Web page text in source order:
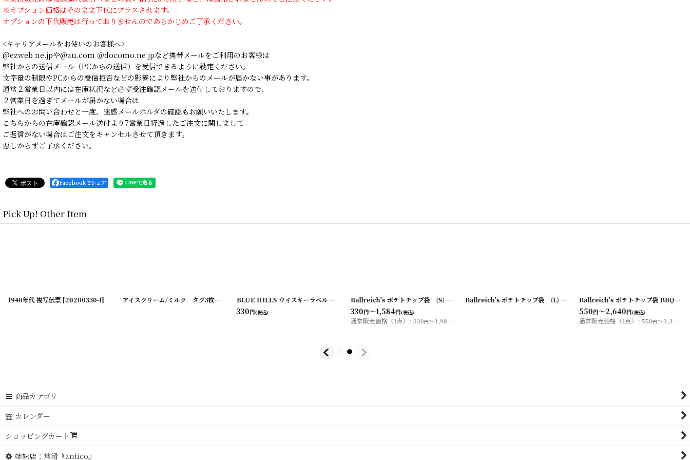
※オプション価格はそのまま下代にプラスされます。
オプションの下代販売は行っておりませんのであらかじめご了承ください。
<キャリアメールをお使いのお客様へ>
@ezweb.ne.jpや@au.com ＠docomo.ne.jpなど携帯メールをご利用のお客様は
弊社からの送信メール（PCからの送信）を受信できるように設定ください。
文字量の制限やPCからの受信拒否などの影響により弊社からのメールが届かない事があります。
通常２営業日以内には在庫状況など必ず受注確認メールを送付しておりますので、
２営業日を過ぎてメールが届かない場合は
弊社へのお問い合わせと一度、迷惑メールホルダの確認もお願いいたします。
こちらからの在庫確認メール送付より7営業日経過したご注文に関しまして
ご返信がない場合はご注文をキャンセルさせて頂きます。
悪しからずご了承ください。
Facebookでシェア
Pick Up! Other Item
19]
1940年代 複写伝票[20200330-1] アイスクリーム/ミルク タグ3枚セット [20200413-3] BLUE HILLS ウイスキーラベル （2枚セット） [20200407-11]
330円(税込)
Ballreich's ポテトチップ袋 (S) [20200505-1]
330円～1,584円(税込)
通常販売価格（1点） : 330円～1,980 円
Ballreich's ポテトチップ袋 (L) [20200505-2] Ballreich's ポテトチップ袋 BBQ (S)
550円～2,640円(税込)
通常販売価格（1点） : 550円～3,300
商品カテゴリ
カレンダー
ショッピングカート
姉妹店：常滑『antico』